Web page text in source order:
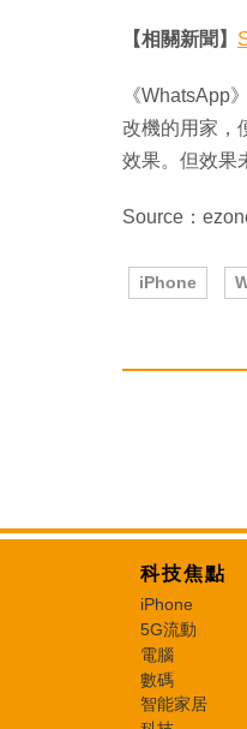
【相關新聞】
《WhatsApp
改機的用家，
效果。但效果
Source：
iPhone
科技焦點
iPhone
5G流動
電腦
數碼
智能家居